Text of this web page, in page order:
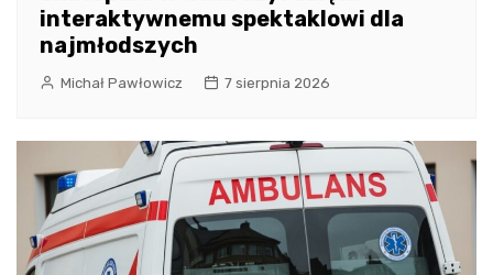
interaktywnemu spektaklowi dla
najmłodszych
Michał Pawłowicz 7 sierpnia 2026